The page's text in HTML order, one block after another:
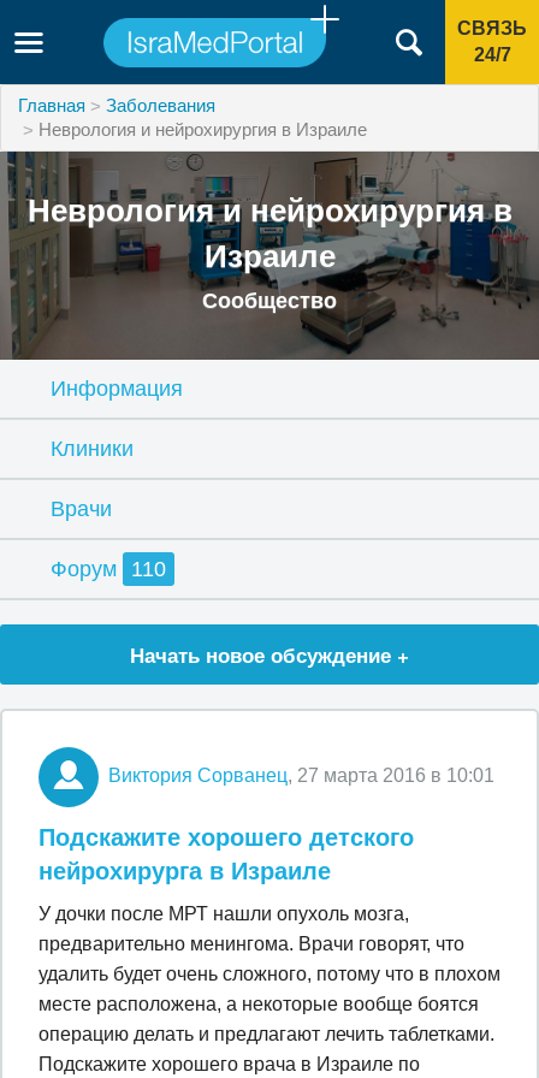
СВЯЗЬ
24/7
Главная
Заболевания
Неврология и нейрохирургия в Израиле
Неврология и нейрохирургия в
Израиле
Сообщество
Информация
Клиники
Врачи
Форум 110
Начать новое обсуждение +
Виктория Сорванец, 27 марта 2016 в 10:01
Подскажите хорошего детского
нейрохирурга в Израиле
У дочки после МРТ нашли опухоль мозга,
предварительно менингома. Врачи говорят, что
удалить будет очень сложного, потому что в плохом
месте расположена, а некоторые вообще боятся
операцию делать и предлагают лечить таблетками.
Подскажите хорошего врача в Израиле по